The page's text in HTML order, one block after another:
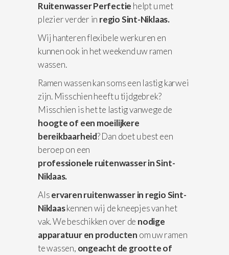
Ruitenwasser Perfectie helpt u met
plezier verder in regio Sint-Niklaas.
Wij hanteren flexibele werkuren en
kunnen ook in het weekend uw ramen
wassen.
Ramen wassen kan soms een lastig karwei
zijn. Misschien heeft u tijdgebrek?
Misschien is het te lastig vanwege de
hoogte of een moeilijkere
bereikbaarheid? Dan doet u best een
beroep on een
professionele ruitenwasser in Sint-
Niklaas.
Alservaren ruitenwasser in regio Sint-
Niklaaskennen wij de kneepjes van het
vak. We beschikken over de nodige
apparatuuren producten om uw ramen
te wassen, ongeacht de grootte of